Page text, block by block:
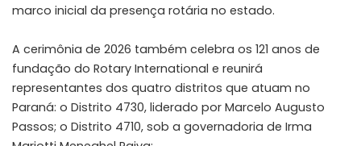
marco inicial da presença rotária no estado.
A cerimônia de 2026 também celebra os 121 anos de
fundação do Rotary International e reunirá
representantes dos quatro distritos que atuam no
Paraná: o Distrito 4730, liderado por Marcelo Augusto
Passos; o Distrito 4710, sob a governadoria de Irma